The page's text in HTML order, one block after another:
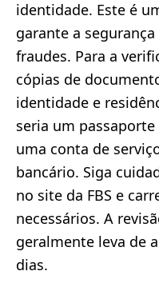
identidade. Este é
garante a
fraudes. Para a
cópias de
identidade e
seria um
uma conta de
bancário. Siga
no site da FBS e
necessários. A
geralmente leva de
dias.